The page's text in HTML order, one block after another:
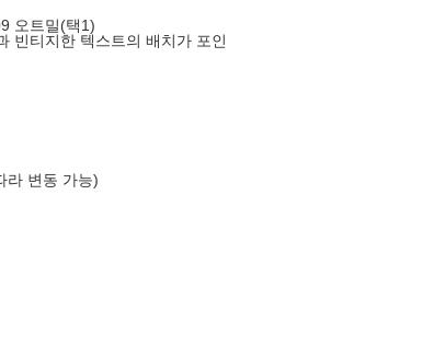
오트밀(택1)
빈티지한 텍스트의 배치가 포인
라 변동 가능)